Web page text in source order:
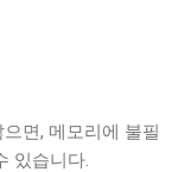
면, 메모리에 불필
있습니다.